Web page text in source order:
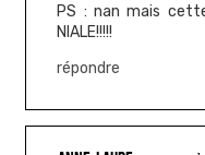
PS : nan mais
NIALE!!!!!
répondre